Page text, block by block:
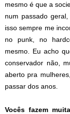
mesmo é que a
num passado
isso sempre me
no punk, no
mesmo. Eu acho
conservador não,
aberto pra
passar dos anos.
Vocês fazem